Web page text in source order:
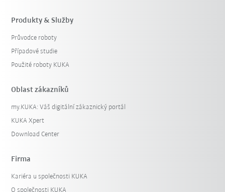
Produkty & Služby
Průvodce roboty
Případové studie
Použité roboty KUKA
Oblast zákazníků
my.KUKA: Váš digitální zákaznický portál
KUKA Xpert
Download Center
Firma
Kariéra u společnosti KUKA
O společnosti KUKA